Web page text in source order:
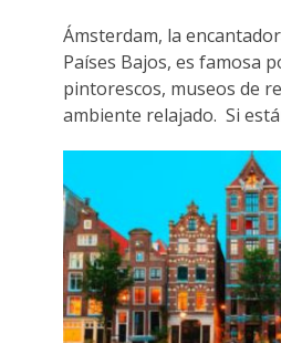
Ámsterdam, la
Países Bajos, es famosa
pintorescos, museos de
ambiente relajado. Si